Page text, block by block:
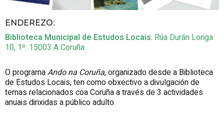
ENDEREZO:
Biblioteca Municipal de Estudos Locais. Rúa Durán Loriga
10, 1º. 15003 A Coruña
O programaAndo na Coruña, organizado desde a Biblioteca
de Estudos Locais, ten como obxectivo a divulgación de
temas relacionados coa Coruña a través de 3 actividades
anuais dirixidas a público adulto.